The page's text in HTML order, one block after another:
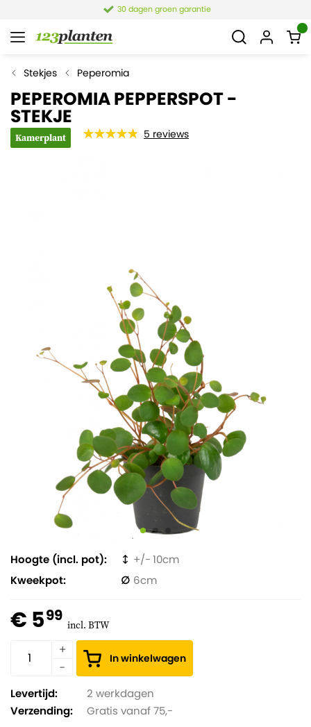
30 dagen groen garantie
Stekjes Peperomia
PEPEROMIA PEPPERSPOT -
STEKJE
Kamerplant 5 reviews
Hoogte (incl. pot)
10
Kweekpot
6
€ 599 incl. BTW
In winkelwagen
Levertijd:
2 werkdagen
Verzending:
Gratis vanaf 75,-